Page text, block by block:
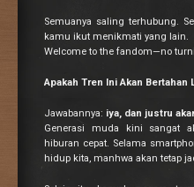
Semuanya saling terhubung.
kamu ikut menikmati yang lain.
Welcome to the fandom—no
Apakah Tren Ini Akan Bertahan
Jawabannya: iya, dan justru
Generasi muda kini sangat
hiburan cepat. Selama
hidup kita, manhwa akan tetap